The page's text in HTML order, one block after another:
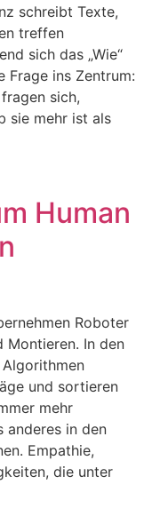
schreibt Texte,
treffen
sich das „Wie“
Frage ins Zentrum:
fragen sich,
sie mehr ist als
Human
Roboter
Montieren. In den
und sortieren
mehr
anderes in den
Empathie,
die unter